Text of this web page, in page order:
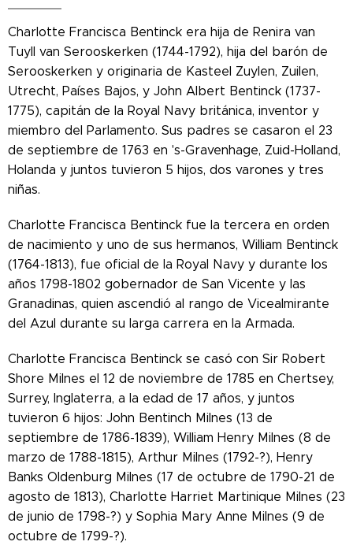
Charlotte Francisca Bentinck era hija de Renira van
Tuyll van Serooskerken (1744-1792), hija del barón de
Serooskerken y originaria de Kasteel Zuylen, Zuilen,
Utrecht, Países Bajos, y John Albert Bentinck (1737-
1775), capitán de la Royal Navy británica, inventor y
miembro del Parlamento. Sus padres se casaron el 23
de septiembre de 1763 en 's-Gravenhage, Zuid-Holland,
Holanda y juntos tuvieron 5 hijos, dos varones y tres
niñas.
Charlotte Francisca Bentinck fue la tercera en orden
de nacimiento y uno de sus hermanos, William Bentinck
(1764-1813), fue oficial de la Royal Navy y durante los
años 1798-1802 gobernador de San Vicente y las
Granadinas, quien ascendió al rango de Vicealmirante
del Azul durante su larga carrera en la Armada.
Charlotte Francisca Bentinck se casó con Sir Robert
Shore Milnes el 12 de noviembre de 1785 en Chertsey,
Surrey, Inglaterra, a la edad de 17 años, y juntos
tuvieron 6 hijos: John Bentinch Milnes (13 de
septiembre de 1786-1839), William Henry Milnes (8 de
marzo de 1788-1815), Arthur Milnes (1792-?), Henry
Banks Oldenburg Milnes (17 de octubre de 1790-21 de
agosto de 1813), Charlotte Harriet Martinique Milnes (23
de junio de 1798-?) y Sophia Mary Anne Milnes (9 de
octubre de 1799-?).